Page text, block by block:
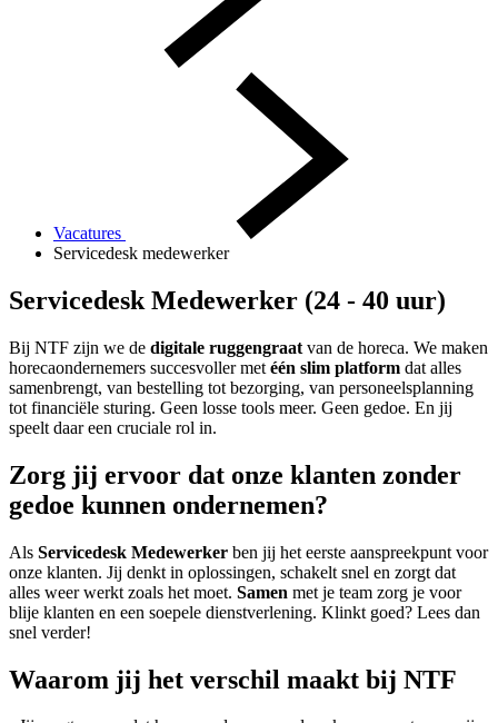
Vacatures
Servicedesk medewerker
Servicedesk Medewerker (24 - 40 uur)
Bij NTF zijn we de digitale ruggengraat van de horeca. We maken
horecaondernemers succesvoller met één slim platform dat alles
samenbrengt, van bestelling tot bezorging, van personeelsplanning
tot financiële sturing. Geen losse tools meer. Geen gedoe. En jij
speelt daar een cruciale rol in.
Zorg jij ervoor dat onze klanten zonder
gedoe kunnen ondernemen?
Als Servicedesk Medewerker ben jij het eerste aanspreekpunt voor
onze klanten. Jij denkt in oplossingen, schakelt snel en zorgt dat
alles weer werkt zoals het moet. Samen met je team zorg je voor
blije klanten en een soepele dienstverlening. Klinkt goed? Lees dan
snel verder!
Waarom jij het verschil maakt bij NTF